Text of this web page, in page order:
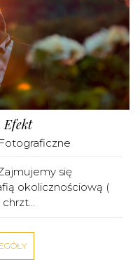
Efekt
się
okolicznościową (